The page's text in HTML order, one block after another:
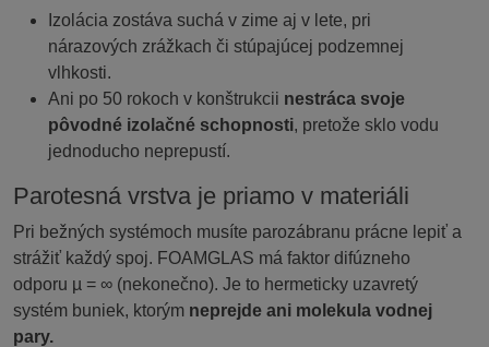
Izolácia zostáva suchá v zime aj v lete, pri
nárazových zrážkach či stúpajúcej podzemnej
vlhkosti.
Ani po 50 rokoch v konštrukcii nestráca svoje
pôvodné izolačné schopnosti, pretože sklo vodu
jednoducho neprepustí.
Parotesná vrstva je priamo v materiáli
Pri bežných systémoch musíte parozábranu prácne lepiť a
strážiť každý spoj. FOAMGLAS má faktor difúzneho
odporu µ = ∞ (nekonečno). Je to hermeticky uzavretý
systém buniek, ktorým neprejde ani molekula vodnej
pary.